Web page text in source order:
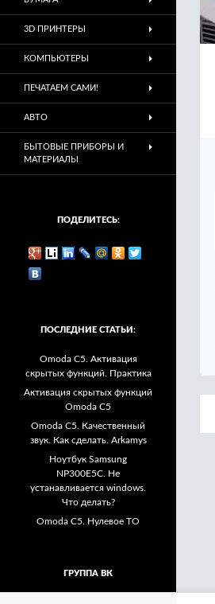
3D ПРИНТЕРЫ
КОМПЬЮТЕРЫ
ПЕЧАТАЕМ САМИ!
АВТО
БЫТОВЫЕ ПРИБОРЫ И
МАТЕРИАЛЫ
ПОДЕЛИТЕСЬ:
ПОСЛЕДНИЕ СТАТЬИ:
Omoda C5. Активация
скрытых функций. Практика
Активация скрытых функций
Omoda C5
Omoda C5. Качественный
звук. Как сделать. Arkamys
Ноутбук Samsung
NP300E5C. Не
устанавливается windows.
Что делать?
Omoda C5. Нулевое ТО
ГРУППА ВК